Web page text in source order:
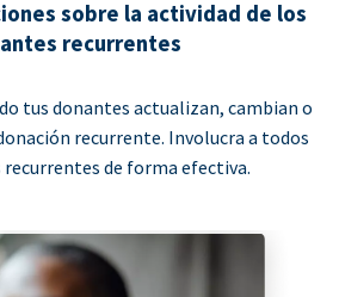
sobre la actividad de los
recurrentes
tus donantes actualizan, cambian o
recurrente. Involucra a todos
de forma efectiva.